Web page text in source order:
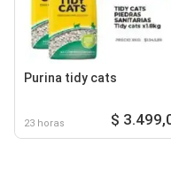
Purina tidy cats
23 horas $